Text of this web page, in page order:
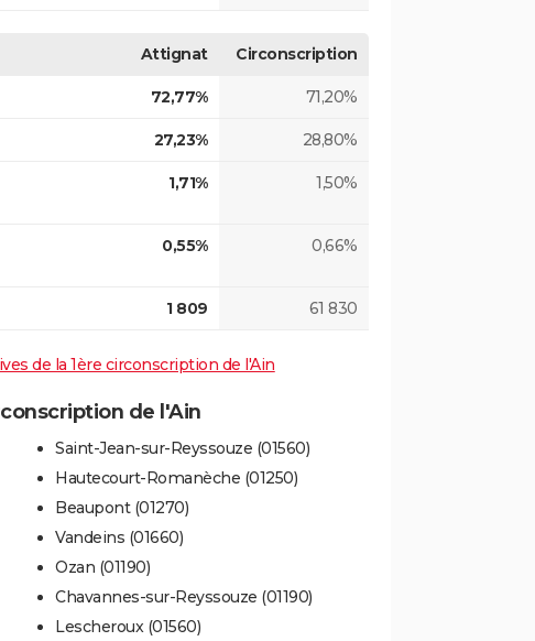
Attignat Circonscription
72,77% 71,20%
27,23% 28,80%
1,71% 1,50%
0,55% 0,66%
1 809 61 830
de la 1ère circonscription de l'Ain
de l'Ain
Saint-Jean-sur-Reyssouze (01560)
Hautecourt-Romanèche (01250)
Beaupont (01270)
Vandeins (01660)
Ozan (01190)
Chavannes-sur-Reyssouze (01190)
Lescheroux (01560)